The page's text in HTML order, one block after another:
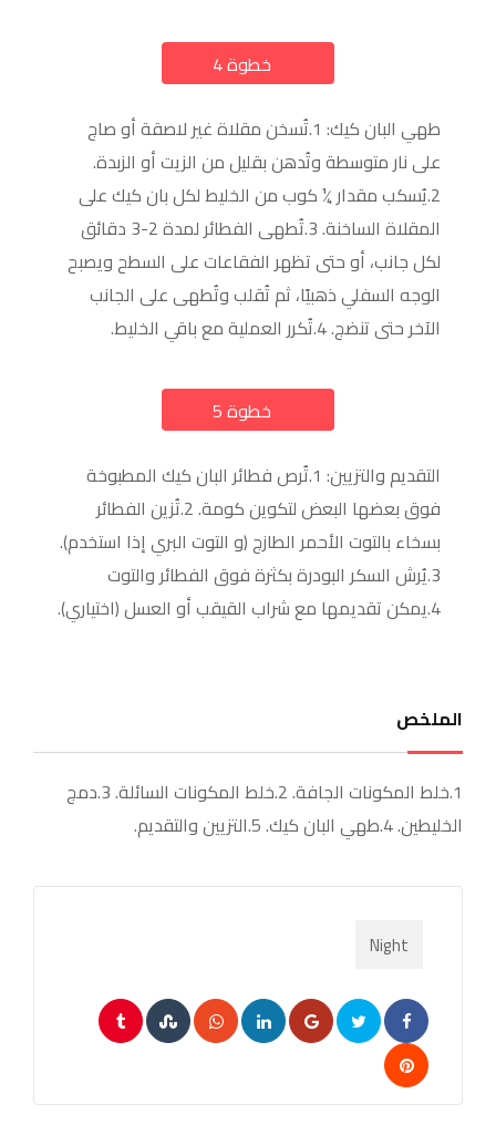
خطوة 4
طهي البان كيك: 1.تُسخن مقلاة غير لاصقة أو صاج
على نار متوسطة وتُدهن بقليل من الزيت أو الزبدة.
2.يُسكب مقدار ¼ كوب من الخليط لكل بان كيك على
المقلاة الساخنة. 3.تُطهى الفطائر لمدة 2-3 دقائق
لكل جانب، أو حتى تظهر الفقاعات على السطح ويصبح
الوجه السفلي ذهبيًا، ثم تُقلب وتُطهى على الجانب
الآخر حتى تنضج. 4.تُكرر العملية مع باقي الخليط.
خطوة 5
التقديم والتزيين: 1.تُرص فطائر البان كيك المطبوخة
فوق بعضها البعض لتكوين كومة. 2.تُزين الفطائر
بسخاء بالتوت الأحمر الطازج (و التوت البري إذا استخدم).
3.يُرش السكر البودرة بكثرة فوق الفطائر والتوت
الملخص
1.خلط المكونات الجافة. 2.خلط المكونات السائلة. 3.دمج
الخليطين. 4.طهي البان كيك. 5.التزيين والتقديم.
Night
Google+
LinkedIn
Whatsapp
StumbleUpon
Tumblr
Pinterest